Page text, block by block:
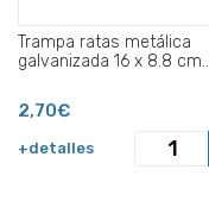
Trampa ratas metálica
galvanizada 16 x 8.8 cm..
2,70€
+detalles